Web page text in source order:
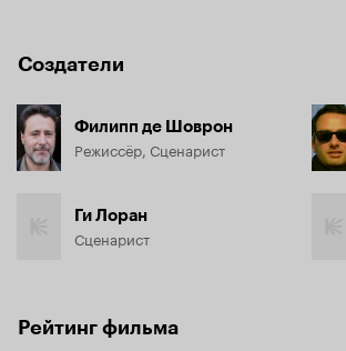
Создатели
Филипп де Шоврон
Режиссёр, Сценарист
Ги Лоран
Сценарист
Рейтинг фильма